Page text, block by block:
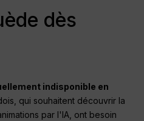
dès
indisponible en
qui souhaitent découvrir la
par l'IA, ont besoin